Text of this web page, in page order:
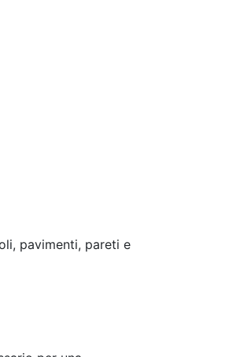
pavimenti, pareti e